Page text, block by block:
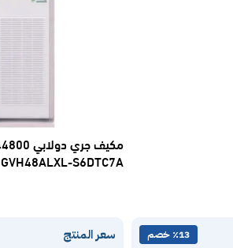
٪13 خصم
GVH48ALXL-S6DTC7A
سعر المنتج